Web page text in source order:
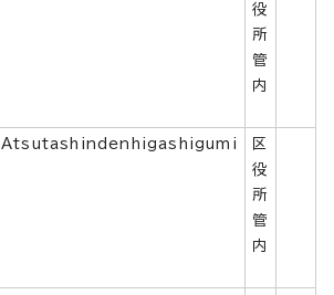
役
所
管
内
Atsutashindenhigashigumi
区
役
所
管
内